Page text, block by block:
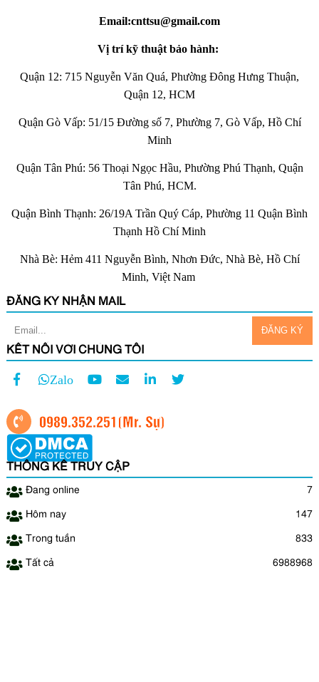
Email:cnttsu@gmail.com
Vị trí kỹ thuật bảo hành:
Quận 12: 715 Nguyễn Văn Quá, Phường Đông Hưng Thuận,
Quận 12, HCM
Quận Gò Vấp: 51/15 Đường số 7, Phường 7, Gò Vấp, Hồ Chí
Minh
Quận Tân Phú: 56 Thoại Ngọc Hầu, Phường Phú Thạnh, Quận
Tân Phú, HCM.
Quận Bình Thạnh: 26/19A Trần Quý Cáp, Phường 11 Quận Bình
Thạnh Hồ Chí Minh
Nhà Bè: Hẻm 411 Nguyễn Bình, Nhơn Đức, Nhà Bè, Hồ Chí
Minh, Việt Nam
ĐĂNG KÝ NHẬN MAIL
KẾT NỐI VỚI CHÚNG TÔI
Zalo
0989.352.251(Mr. Sự)
THỐNG KÊ TRUY CẬP
Đang online 7
Hôm nay 147
Trong tuần 833
Tất cả 6988968